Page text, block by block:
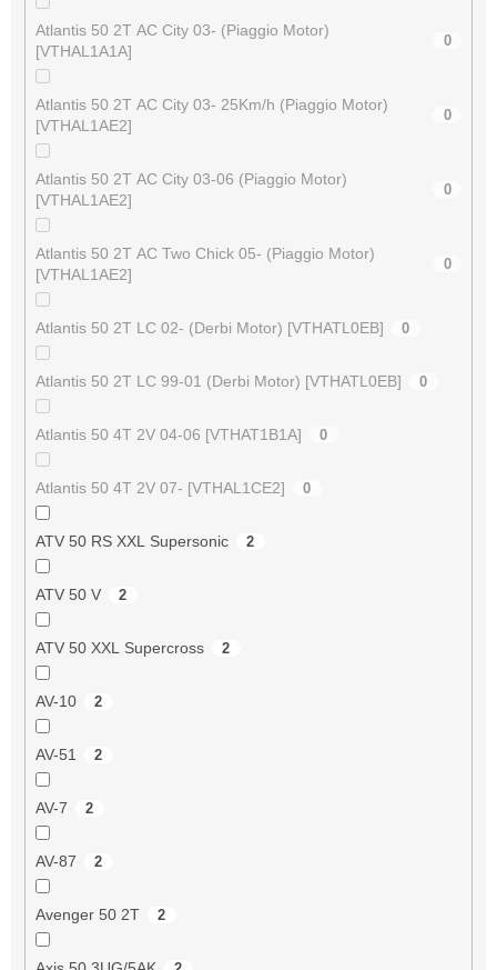
Atlantis 50 2T AC City 03- (Piaggio Motor)
[VTHAL1A1A]
0
Atlantis 50 2T AC City 03- 25Km/h (Piaggio Motor)
[VTHAL1AE2]
0
Atlantis 50 2T AC City 03-06 (Piaggio Motor)
[VTHAL1AE2]
0
Atlantis 50 2T AC Two Chick 05- (Piaggio Motor)
[VTHAL1AE2]
0
Atlantis 50 2T LC 02- (Derbi Motor) [VTHATL0EB] 0
Atlantis 50 2T LC 99-01 (Derbi Motor) [VTHATL0EB] 0
Atlantis 50 4T 2V 04-06 [VTHAT1B1A] 0
Atlantis 50 4T 2V 07- [VTHAL1CE2] 0
ATV 50 RS XXL Supersonic 2
ATV 50 V 2
ATV 50 XXL Supercross 2
AV-10 2
AV-51 2
AV-7 2
AV-87 2
Avenger 50 2T 2